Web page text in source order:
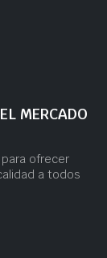
MERCADO
ofrecer
a todos